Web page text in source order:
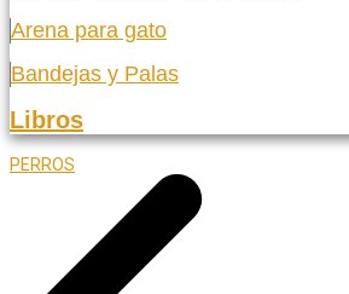
Arena para gato
Bandejas y Palas
Libros
PERROS